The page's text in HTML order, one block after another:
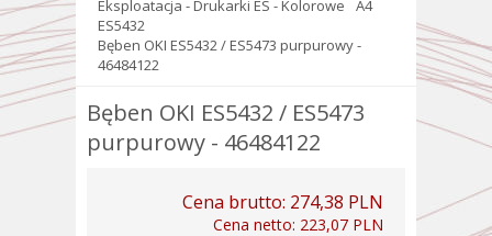
Eksploatacja - Drukarki ES - Kolorowe
A4
ES5432
Bęben OKI ES5432 / ES5473 purpurowy -
46484122
Bęben OKI ES5432 / ES5473
purpurowy - 46484122
Cena brutto: 274,38 PLN
Cena netto: 223,07 PLN